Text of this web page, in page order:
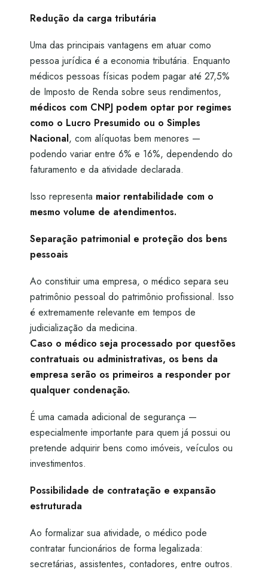
Redução da carga tributária
Uma das principais vantagens em atuar como
pessoa jurídica é a economia tributária. Enquanto
médicos pessoas físicas podem pagar até 27,5%
de Imposto de Renda sobre seus rendimentos,
médicos com CNPJ podem optar por regimes
como o Lucro Presumido ou o Simples
Nacional, com alíquotas bem menores —
podendo variar entre 6% e 16%, dependendo do
faturamento e da atividade declarada.
Isso representa maior rentabilidade com o
mesmo volume de atendimentos.
Separação patrimonial e proteção dos bens
pessoais
Ao constituir uma empresa, o médico separa seu
patrimônio pessoal do patrimônio profissional. Isso
é extremamente relevante em tempos de
judicialização da medicina.
Caso o médico seja processado por questões
contratuais ou administrativas, os bens da
empresa serão os primeiros a responder por
qualquer condenação.
É uma camada adicional de segurança —
especialmente importante para quem já possui ou
pretende adquirir bens como imóveis, veículos ou
investimentos.
Possibilidade de contratação e expansão
estruturada
Ao formalizar sua atividade, o médico pode
contratar funcionários de forma legalizada:
secretárias, assistentes, contadores, entre outros.